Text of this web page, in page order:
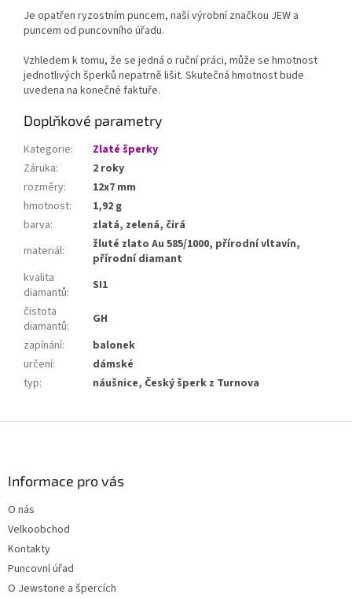
Je opatřen ryzostním puncem, naší výrobní značkou JEW a
puncem od puncovního úřadu.
Vzhledem k tomu, že se jedná o ruční práci, může se hmotnost
jednotlivých šperků nepatrně lišit. Skutečná hmotnost bude
uvedena na konečné faktuře.
Doplňkové parametry
Kategorie:
Zlaté šperky
Záruka:
2 roky
rozměry:
12x7 mm
hmotnost:
1,92 g
barva:
zlatá, zelená, čirá
materiál:
žluté zlato Au 585/1000, přírodní vltavín,
přírodní diamant
kvalita
diamantů:
SI1
čistota
diamantů:
GH
zapínání:
balonek
určení:
dámské
typ: náušnice, Český šperk z Turnova
Informace pro vás
O nás
Velkoobchod
Kontakty
Puncovní úřad
O Jewstone a špercích